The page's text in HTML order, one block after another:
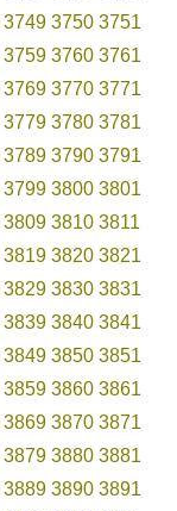
3749 3750 3751
3759 3760 3761
3769 3770 3771
3779 3780 3781
3789 3790 3791
3799 3800 3801
3809 3810 3811
3819 3820 3821
3829 3830 3831
3839 3840 3841
3849 3850 3851
3859 3860 3861
3869 3870 3871
3879 3880 3881
3889 3890 3891